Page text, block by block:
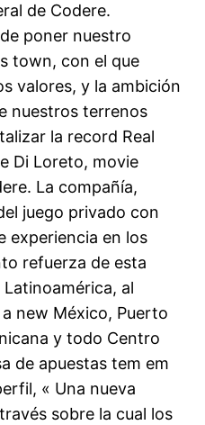
de Codere.
poner nuestro
town, con el que
valores, y la ambición
nuestros terrenos
la record Real
Di Loreto, movie
La compañía,
juego privado con
experiencia en los
refuerza de esta
al
new México, Puerto
y todo Centro
de apuestas tem em
« Una nueva
sobre la cual los